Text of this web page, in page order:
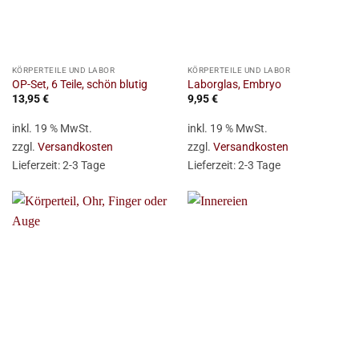
KÖRPERTEILE UND LABOR
OP-Set, 6 Teile, schön blutig
13,95€
inkl. 19 % MwSt.
zzgl. Versandkosten
Lieferzeit:2-3 Tage
KÖRPERTEILE UND LABOR
Laborglas, Embryo
9,95€
inkl. 19 % MwSt.
zzgl. Versandkosten
Lieferzeit:2-3 Tage